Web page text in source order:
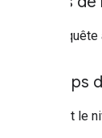
Si la
Requiert le